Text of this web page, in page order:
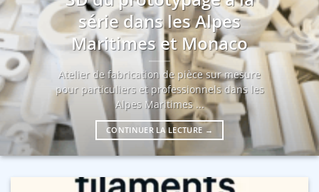
série dans les Alpes
Maritimes et Monaco
Atelier de fabrication de pièce sur mesure
pour particuliers et professionnels dans les
Alpes Maritimes ...
CONTINUER LA LECTURE →